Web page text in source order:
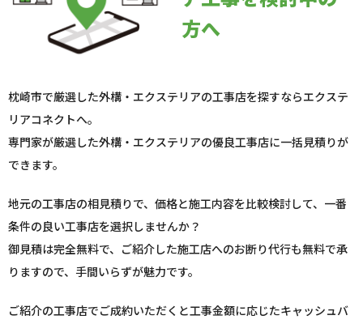
方へ
枕崎市で厳選した外構・エクステリアの工事店を探すならエクステ
リアコネクトへ。
専門家が厳選した外構・エクステリアの優良工事店に一括見積りが
できます。
地元の工事店の相見積りで、価格と施工内容を比較検討して、一番
条件の良い工事店を選択しませんか？
御見積は完全無料で、ご紹介した施工店へのお断り代行も無料で承
りますので、手間いらずが魅力です。
ご紹介の工事店でご成約いただくと工事金額に応じたキャッシュバ